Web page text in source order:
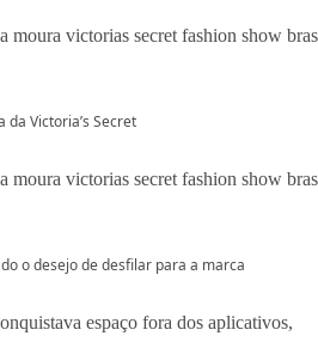
Victoria’s Secret
o desejo de desfilar para a marca
espaço fora dos aplicativos,